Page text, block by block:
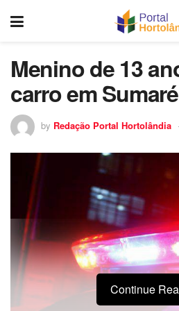
Menino de 13
carro em Sumaré
by Redação Portal Hortolândia
Continue